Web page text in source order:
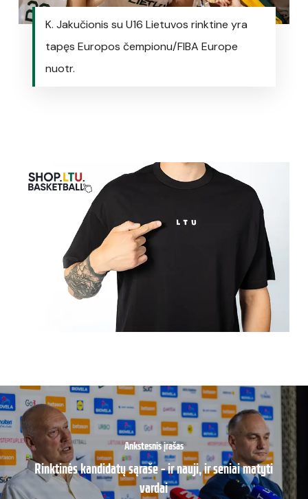
K. Jakučionis su U16 Lietuvos rinktine yra
tapęs Europos čempionu/FIBA Europe
nuotr.
Ankstesnis įrašas
Rinktinės kandidatų sąraše – ir nauji, ir seniai matyti
vardai